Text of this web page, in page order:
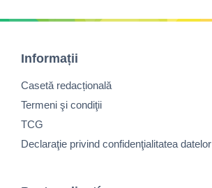
Informații
Casetă redacțională
Termeni şi condiţii
TCG
Declaraţie privind confidenţialitatea datelor